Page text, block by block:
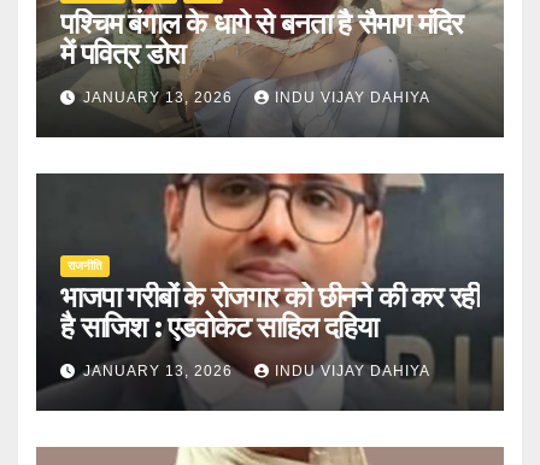
पश्चिम बंगाल के धागे से बनता है सैमाण मंदिर
में पवित्र डोरा
JANUARY 13, 2026 INDU VIJAY DAHIYA
राजनीति
भाजपा गरीबों के रोजगार को छीनने की कर रही
है साजिश : एडवोकेट साहिल दहिया
JANUARY 13, 2026 INDU VIJAY DAHIYA